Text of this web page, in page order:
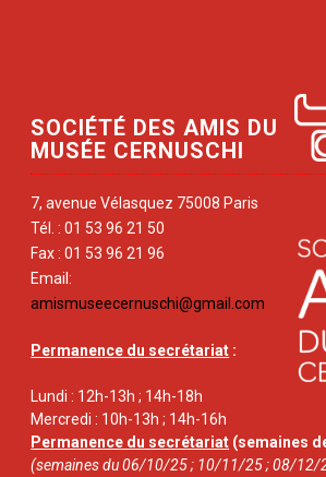
SOCIÉTÉ DES AMIS DU
MUSÉE CERNUSCHI
7, avenue Vélasquez 75008 Paris
Tél. : 01 53 96 21 50
Fax : 01 53 96 21 96
Email:
amismuseecernuschi@gmail.com
Permanence du secrétariat :
Lundi : 12h-13h ; 14h-18h
Mercredi : 10h-13h ; 14h-16h
Permanence du secrétariat (semaines
(semaines du 06/10/25 ; 10/11/25 ; 08/12/